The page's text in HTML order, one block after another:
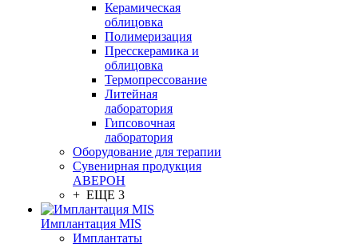
Керамическая
облицовка
Полимеризация
Пресскерамика и
облицовка
Термопрессование
Литейная
лаборатория
Гипсовочная
лаборатория
Оборудование для терапии
Сувенирная продукция
АВЕРОН
+ ЕЩЕ 3
Имплантация MIS
Имплантаты